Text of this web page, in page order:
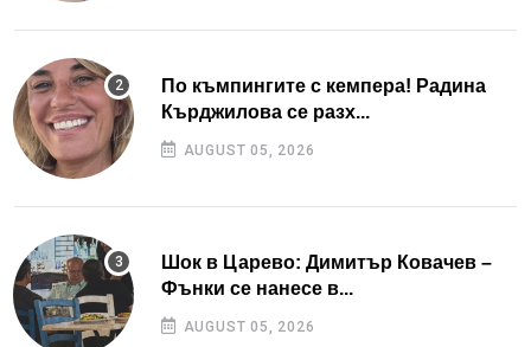
По къмпингите с кемпера! Радина
Кърджилова се разх...
AUGUST 05, 2026
Шок в Царево: Димитър Ковачев –
Фънки се нанесе в...
AUGUST 05, 2026